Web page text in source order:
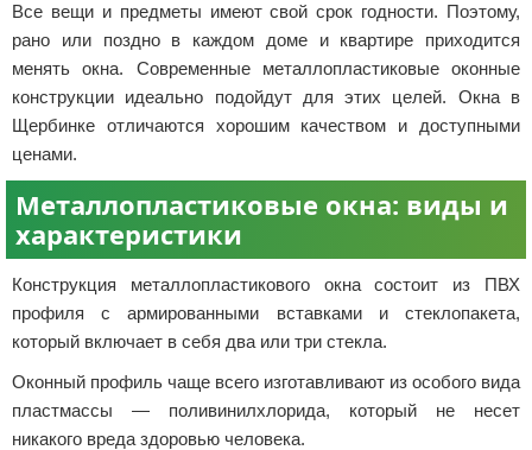
Все вещи и предметы имеют свой срок годности. Поэтому,
рано или поздно в каждом доме и квартире приходится
менять окна. Современные металлопластиковые оконные
конструкции идеально подойдут для этих целей. Окна в
Щербинке отличаются хорошим качеством и доступными
ценами.
Металлопластиковые окна: виды и
характеристики
Конструкция металлопластикового окна состоит из ПВХ
профиля с армированными вставками и стеклопакета,
который включает в себя два или три стекла.
Оконный профиль чаще всего изготавливают из особого вида
пластмассы — поливинилхлорида, который не несет
никакого вреда здоровью человека.